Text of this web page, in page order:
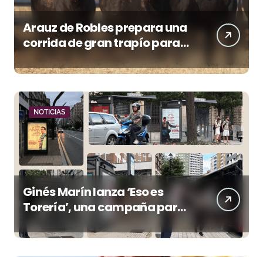
Arauz de Robles prepara una
corrida de gran trapío para
la despedida de Víctor Puerto
en Ciudad Real (Vídeo)
NOTICIAS
Ginés Marín lanza ‘Eso es
Torería’, una campaña para
reivindicar los valores del
toreo más allá del ruedo